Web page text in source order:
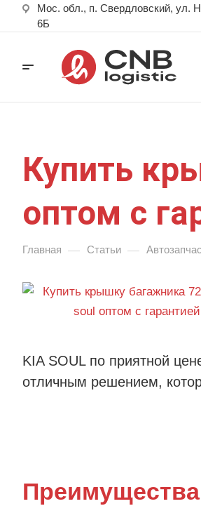
Мос. обл., п. Свердловский, ул.
6Б
Купить
оптом с
Главная — Статьи —
KIA SOUL по приятной
отличным решением,